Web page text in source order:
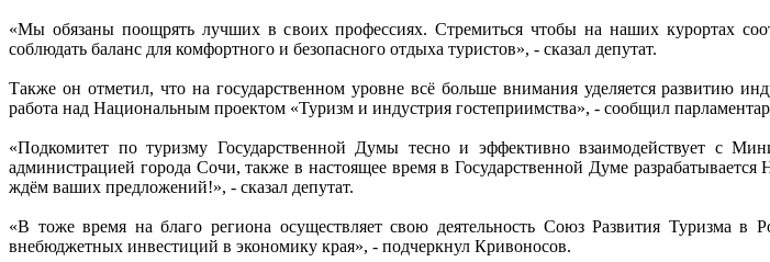
«Мы обязаны поощрять лучших в своих профессиях. Стремиться чтобы на наших курортах
соблюдать баланс для комфортного и безопасного отдыха туристов», - сказал депутат.
Также он отметил, что на государственном уровне всё больше внимания уделяется развитию
работа над Национальным проектом «Туризм и индустрия гостеприимства», - сообщил
«Подкомитет по туризму Государственной Думы тесно и эффективно взаимодействует с
администрацией города Сочи, также в настоящее время в Государственной Думе
ждём ваших предложений!», - сказал депутат.
«В тоже время на благо региона осуществляет свою деятельность Союз Развития Туризма
внебюджетных инвестиций в экономику края», - подчеркнул Кривоносов.